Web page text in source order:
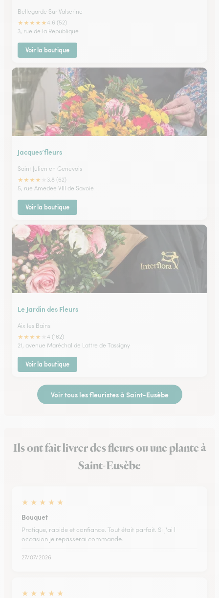
Bellegarde Sur Valserine
★★★★★4.6 (52)
3, rue de la Republique
Voir la boutique
Jacques’fleurs
Saint Julien en Genevois
★★★★
3.8 (62)
5, rue Amedee VIII de Savoie
Voir la boutique
Le Jardin des Fleurs
Aix les Bains
★★★★
4 (162)
21, avenue Maréchal de Lattre de Tassigny
Voir la boutique
Voir tous les fleuristes à Saint-Eusèbe
Ils ont fait livrer des fleurs ou une plante à
Saint-Eusèbe
★ ★ ★ ★ ★
Bouquet
Pratique, rapide et confiance. Tout était parfait. Si j'ai l
occasion je repasserai commande.
27/07/2026
★ ★ ★ ★ ★